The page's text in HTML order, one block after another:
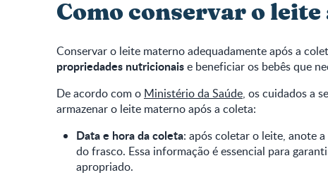
Como conservar o leite
Conservar o leite materno adequadamente após a
propriedades nutricionaise beneficiar os bebês que
De acordo com o Ministério da Saúde, os cuidados a
armazenar o leite materno após a coleta:
Data e hora da coleta: após coletar o leite, anote
do frasco. Essa informação é essencial para
apropriado.